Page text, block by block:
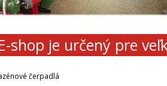
shop je určený pre
čerpadlá